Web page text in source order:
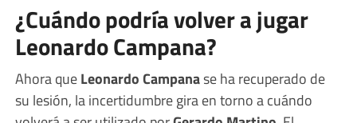
¿Cuándo podría volver a jugar
Leonardo Campana?
Ahora queLeonardo Campanase ha recuperado de
su lesión, la incertidumbre gira en torno a cuándo